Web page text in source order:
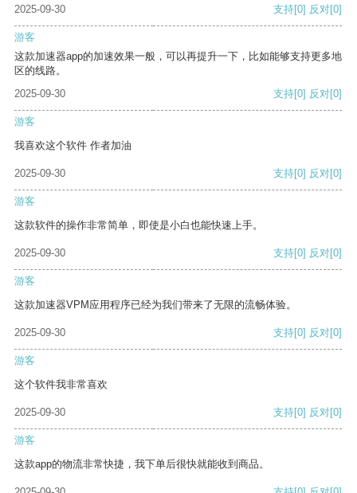
2025-09-30
支持[0] 反对[0]
游客
这款加速器app的加速效果一般，可以再提升一下，比如能够支持更多地
区的线路。
2025-09-30
支持[0] 反对[0]
游客
我喜欢这个软件 作者加油
2025-09-30 支持[0] 反对[0]
游客
这款软件的操作非常简单，即使是小白也能快速上手。
2025-09-30 支持[0] 反对[0]
游客
这款加速器VPM应用程序已经为我们带来了无限的流畅体验。
2025-09-30 支持[0] 反对[0]
游客
这个软件我非常喜欢
2025-09-30 支持[0] 反对[0]
游客
这款app的物流非常快捷，我下单后很快就能收到商品。